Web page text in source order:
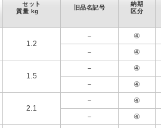
セット
質量 kg
旧品名記号
納期
区分
1.2
－ ④
－ ④
1.5
－ ④
－ ④
2.1
－ ④
－ ④